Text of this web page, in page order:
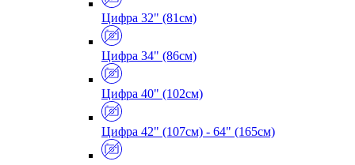
Цифра 32" (81см)
Цифра 34" (86см)
Цифра 40" (102см)
Цифра 42" (107см) - 64" (165см)